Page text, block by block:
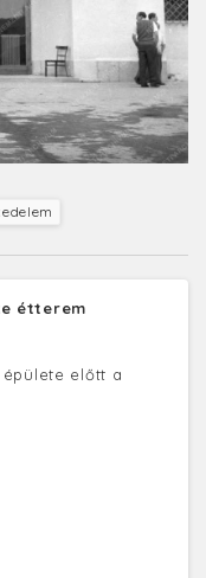
étterem
előtt a